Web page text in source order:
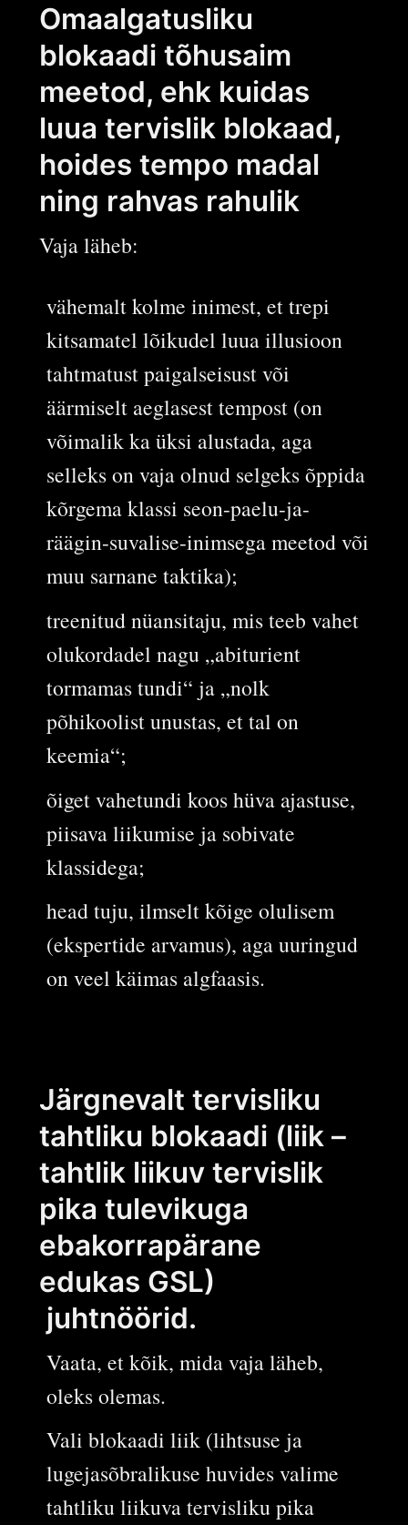
Omaalgatusliku
blokaadi tõhusaim
meetod, ehk kuidas
luua tervislik blokaad,
hoides tempo madal
ning rahvas rahulik
Vaja läheb:
vähemalt kolme inimest, et trepi
kitsamatel lõikudel luua illusioon
tahtmatust paigalseisust või
äärmiselt aeglasest tempost (on
võimalik ka üksi alustada, aga
selleks on vaja olnud selgeks õppida
kõrgema klassi seon-paelu-ja-
räägin-suvalise-inimsega meetod või
muu sarnane taktika);
treenitud nüansitaju, mis teeb vahet
olukordadel nagu „abiturient
tormamas tundi“ ja „nolk
põhikoolist unustas, et tal on
keemia“;
õiget vahetundi koos hüva ajastuse,
piisava liikumise ja sobivate
klassidega;
head tuju, ilmselt kõige olulisem
(ekspertide arvamus), aga uuringud
on veel käimas algfaasis.
Järgnevalt tervisliku
tahtliku blokaadi (liik –
tahtlik liikuv tervislik
pika tulevikuga
ebakorrapärane
edukas GSL)
juhtnöörid.
Vaata, et kõik, mida vaja läheb,
oleks olemas.
Vali blokaadi liik (lihtsuse ja
lugejasõbralikuse huvides valime
tahtliku liikuva tervisliku pika